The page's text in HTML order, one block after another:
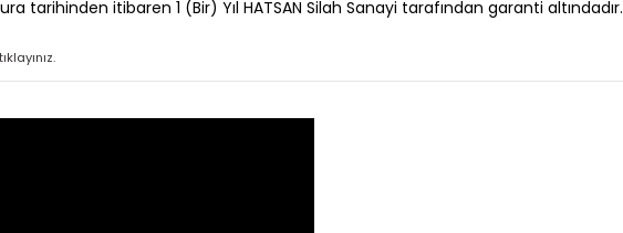
tarihinden itibaren 1 (Bir) Yıl HATSAN Silah Sanayi tarafından garanti altındadır.
tıklayınız.